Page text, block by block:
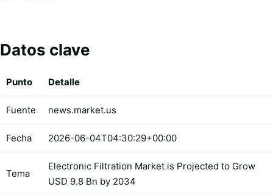
Datos clave
Punto Detalle
Fuente news.market.us
Fecha 2026-06-04T04:30:29+00:00
Tema
Electronic Filtration Market is Projected to Grow
USD 9.8 Bn by 2034